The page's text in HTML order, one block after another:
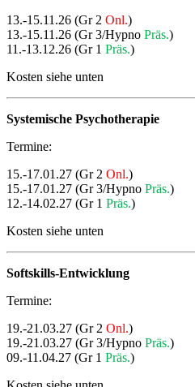
13.-15.11.26 (Gr 2 Onl.)
13.-15.11.26 (Gr 3/Hypno Präs.)
11.-13.12.26 (Gr 1 Präs.)
Kosten siehe unten
Systemische Psychotherapie
Termine:
15.-17.01.27 (Gr 2 Onl.)
15.-17.01.27 (Gr 3/Hypno Präs.)
12.-14.02.27 (Gr 1 Präs.)
Kosten siehe unten
Softskills-Entwicklung
Termine:
19.-21.03.27 (Gr 2 Onl.)
19.-21.03.27 (Gr 3/Hypno Präs.)
09.-11.04.27 (Gr 1 Präs.)